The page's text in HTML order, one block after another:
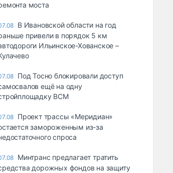
моста
В Ивановской области на год
привели в порядок 5 км
Ильинское-Хованское –
Под Тосно блокировали доступ
ещё на одну
ВСМ
Проект трассы «Меридиан»
замороженным из-за
спроса
Минтранс предлагает тратить
дорожных фондов на защиту